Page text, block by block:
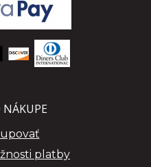
NÁKUPE
platby